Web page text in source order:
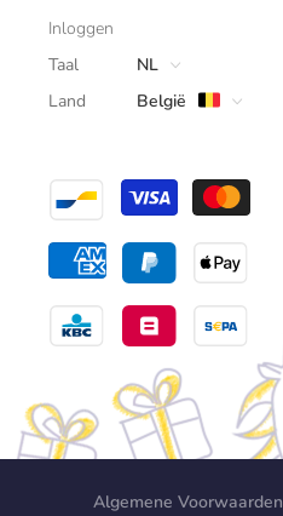
Inloggen
Taal
NL
Land
België
Algemene Voorwaarden